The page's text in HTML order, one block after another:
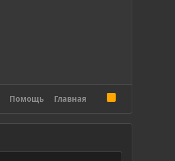
Помощь Главная
S